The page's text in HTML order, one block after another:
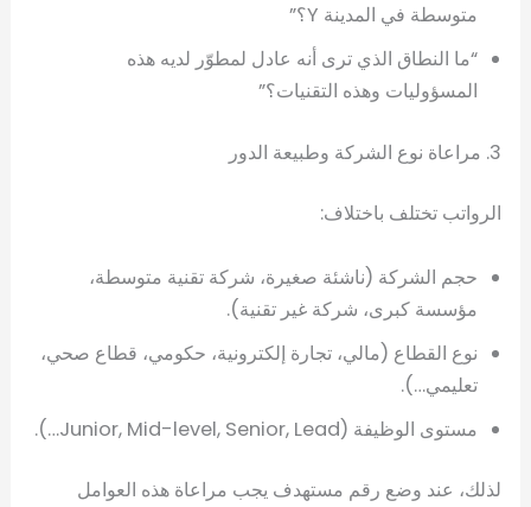
متوسطة في المدينة Y؟”
“ما النطاق الذي ترى أنه عادل لمطوّر لديه هذه
المسؤوليات وهذه التقنيات؟”
3. مراعاة نوع الشركة وطبيعة الدور
الرواتب تختلف باختلاف:
حجم الشركة (ناشئة صغيرة، شركة تقنية متوسطة،
مؤسسة كبرى، شركة غير تقنية).
نوع القطاع (مالي، تجارة إلكترونية، حكومي، قطاع صحي،
تعليمي…).
مستوى الوظيفة (Junior, Mid-level, Senior, Lead…).
لذلك، عند وضع رقم مستهدف يجب مراعاة هذه العوامل